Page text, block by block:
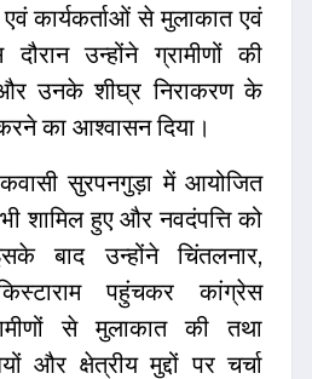
एवं कार्यकर्ताओं से मुलाकात एवं
उन्होंने ग्रामीणों की
उनके शीघ्र निराकरण के
का आश्वासन दिया।
सुरपनगुड़ा में आयोजित
शामिल हुए और नवदंपत्ति को
बाद उन्होंने चिंतलनार,
पहुंचकर कांग्रेस
से मुलाकात की तथा
और क्षेत्रीय मुद्दों पर चर्चा